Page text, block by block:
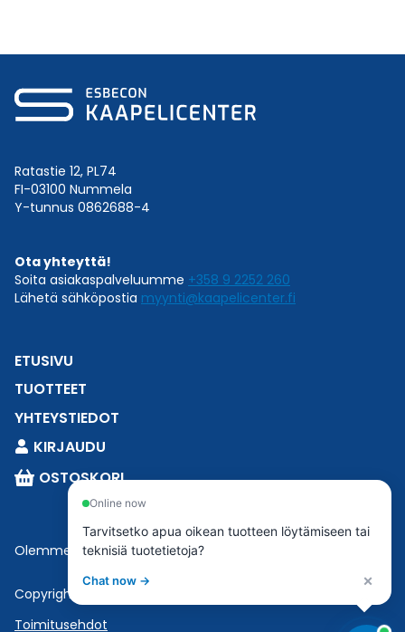
Ratastie 12, PL74
FI-03100 Nummela
Y-tunnus 0862688-4
Ota yhteyttä!
Soita asiakaspalveluumme +358 9 2252 260
Lähetä sähköpostia myynti@kaapelicenter.fi
ETUSIVU
TUOTTEET
YHTEYSTIEDOT
KIRJAUDU
OSTOSKORI
Olemme osaEsbeconia.
Copyright © 2023 Esbecon | All Rights Reserved
Toimitusehdot
Online now
Tarvitsetko apua oikean tuotteen löytämiseen tai
teknisiä tuotetietoja?
Chat now → ×